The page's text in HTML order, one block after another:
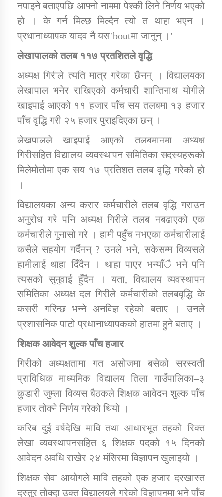
नपाइने बताएपछि आफ्नो नाममा पेश्की लिने निर्णय भएको
हो । के गर्न मिल्छ मिल्दैन त्यो त थाहा भएन ।
प्रधानाध्यापक यादव नै यस’boutमा जानुन् ।’
लेखापालको तलब ११७ प्रतशितले वृद्धि
अध्यक्ष गिरीले त्यति मात्र गरेका छैनन् । विद्यालयका
लेखापाल भनेर राखिएको कर्मचारी शान्तिनाथ योगीले
खाइपाई आएको ११ हजार पाँच सय तलबमा १३ हजार
पाँच वृद्धि गरी २५ हजार पुराइदिएका छन् ।
लेखपालले खाइपाई आएको तलबमानमा अध्यक्ष
गिरीसहित विद्यालय व्यवस्थापन समितिका सदस्यहरूको
मिलेमोतोमा एक सय १७ प्रतिशत तलब वृद्धि गरेको हो
।
विद्यालयका अन्य करार कर्मचारीले तलब वृद्धि गराउन
अनुरोध गरे पनि अध्यक्ष गिरीले तलब नबढाएको एक
कर्मचारीले गुनासो गरे । हामी पहुँच नभएका कर्मचारीलाई
कसैले सहयोग गर्दैनन् ? उनले भने, सकेसम्म विव्यसले
हामीलाई थाहा दिँदैन । थाहा पाएर भन्याँै भने पनि
त्यसको सुनुवाई हुँदैन । यता, विद्यालय व्यवस्थापन
समितिका अध्यक्ष दल गिरीले कर्मचारीको तलबवृद्धि के
कसरी गरिन्छ भन्ने अनविज्ञ रहेको बताए । उनले
प्रशासनिक पाटो प्रधानाध्यापकको हातमा हुने बताए ।
शिक्षक आवेदन शुल्क पाँच हजार
गिरीको अध्यक्षतामा गत असोजमा बसेको सरस्वती
प्राविधिक माध्यमिक विद्यालय तिला गाउँपालिका–३
कुडारी जुम्ला विव्यस बैठकले शिक्षक आवेदन शुल्क पाँच
हजार तोक्ने निर्णय गरेको थियो ।
करिब दुई वर्षदेखि मावि तथा आधारभूत तहको रिक्त
लेखा व्यवस्थापनसहित ६ शिक्षक पदको १५ दिनको
आवेदन अवधि राखेर २४ मंसिरमा विज्ञापन खुलाइयो ।
शिक्षक सेवा आयोगले मावि तहको एक हजार दरखास्त
दस्तुर तोक्दा उक्त विद्यालयले गरेको विज्ञापनमा भने पाँच